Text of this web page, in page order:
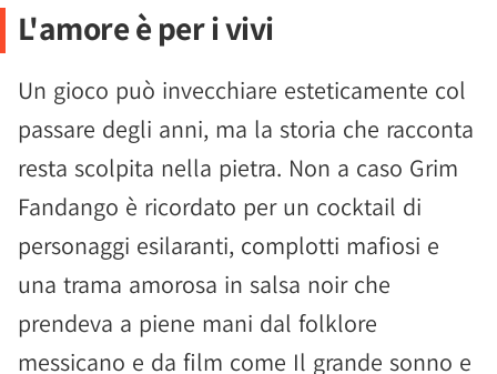
L'amore è per i vivi
Un gioco può invecchiare esteticamente col
passare degli anni, ma la storia che racconta
resta scolpita nella pietra. Non a caso Grim
Fandango è ricordato per un cocktail di
personaggi esilaranti, complotti mafiosi e
una trama amorosa in salsa noir che
prendeva a piene mani dal folklore
messicano e da film come Il grande sonno e